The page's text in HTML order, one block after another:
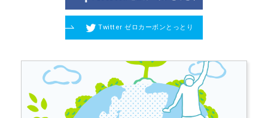
Twitter ゼロカーボンとっとり